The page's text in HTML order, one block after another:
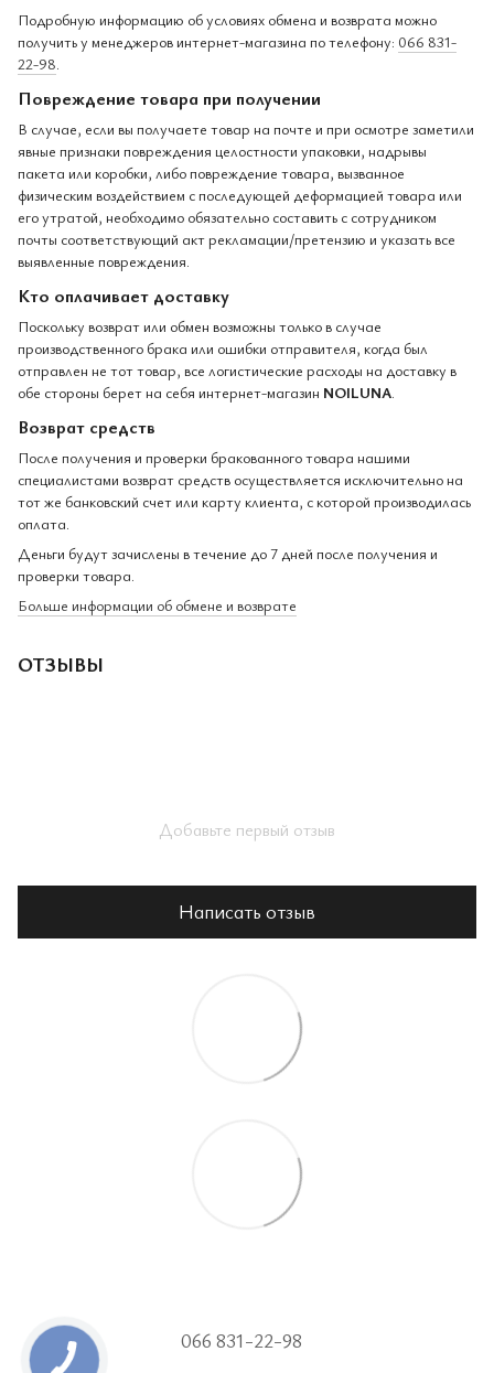
Подробную информацию об условиях обмена и возврата можно
получить у менеджеров интернет-магазина по телефону: 066 831-
22-98.
Повреждение товара при получении
В случае, если вы получаете товар на почте и при осмотре заметили
явные признаки повреждения целостности упаковки, надрывы
пакета или коробки, либо повреждение товара, вызванное
физическим воздействием с последующей деформацией товара или
его утратой, необходимо обязательно составить с сотрудником
почты соответствующий акт рекламации/претензию и указать все
выявленные повреждения.
Кто оплачивает доставку
Поскольку возврат или обмен возможны только в случае
производственного брака или ошибки отправителя, когда был
отправлен не тот товар, все логистические расходы на доставку в
обе стороны берет на себя интернет-магазин NOILUNA.
Возврат средств
После получения и проверки бракованного товара нашими
специалистами возврат средств осуществляется исключительно на
тот же банковский счет или карту клиента, с которой производилась
оплата.
Деньги будут зачислены в течение до 7 дней после получения и
проверки товара.
Больше информации об обмене и возврате
ОТЗЫВЫ
Добавьте первый отзыв
Написать отзыв
066 831-22-98